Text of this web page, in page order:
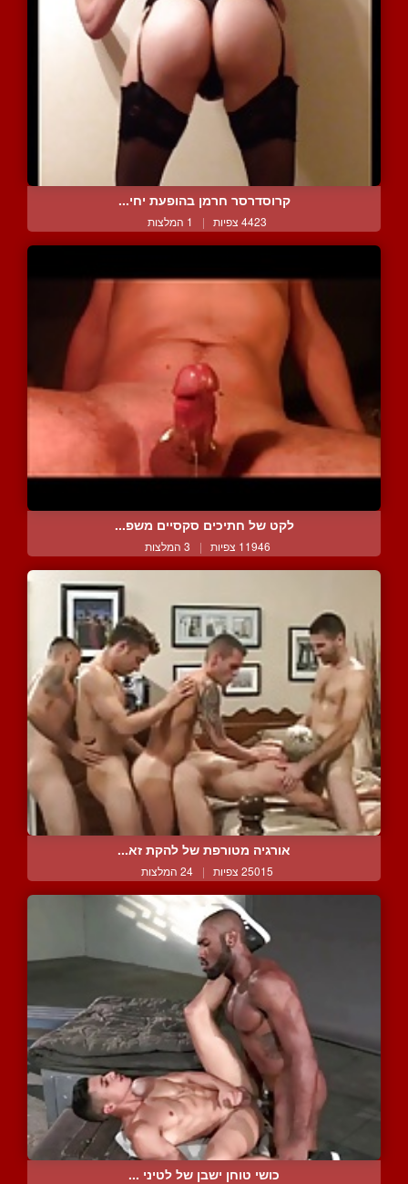
קרוסדרסר חרמן בהופעת יחי...
4423 צפיות | 1 המלצות
לקט של חתיכים סקסיים משפ...
11946 צפיות | 3 המלצות
אורגיה מטורפת של להקת זא...
25015 צפיות | 24 המלצות
כושי טוחן ישבן של לטיני ...